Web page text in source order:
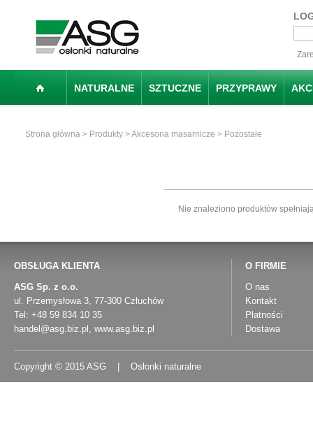
NATURALNE SZTUCZNE PRZYPRAWY
Strona główna > Produkty >Akcesoria masarnicze > Pozostałe
Nie znaleziono produktów
OBSŁUGA KLIENTA
ASG Sp. z o.o.
ul. Przemysłowa 3, 77-300 Człuchów
Tel: +48 59 834 10 35
handel@asg.biz.pl , www.asg.biz.pl
O FIRMIE
O nas
Kontakt
Płatności
Dostawa
Copyright © 2015 ASG | Osłonki naturalne